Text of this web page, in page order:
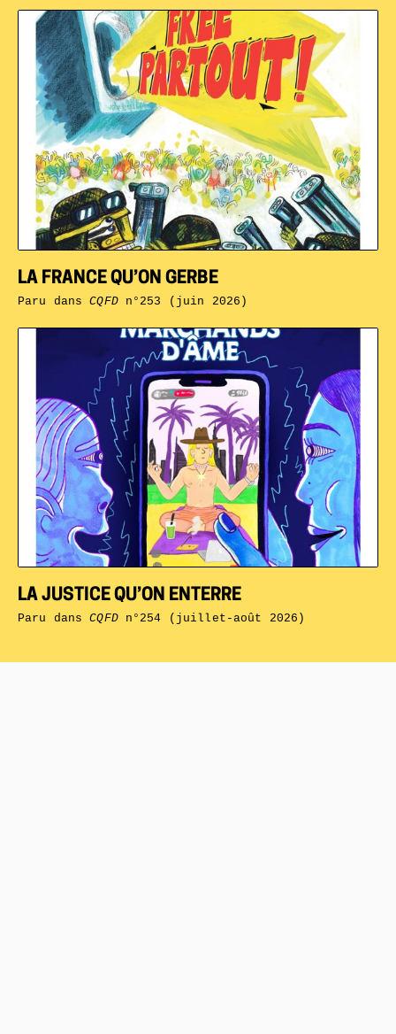
LA JUSTICE QU’ON ENTERRE
Paru dansCQFDn°254 (juillet-août 2026)
LA FRANCE QU’ON GERBE
Paru dansCQFDn°253 (juin 2026)